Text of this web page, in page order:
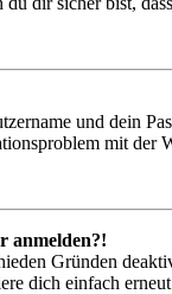
und dein
mit der
anmelden?!
Gründen
dich einfach